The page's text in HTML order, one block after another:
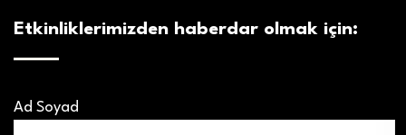
Etkinliklerimizden haberdar olmak için:
Ad Soyad